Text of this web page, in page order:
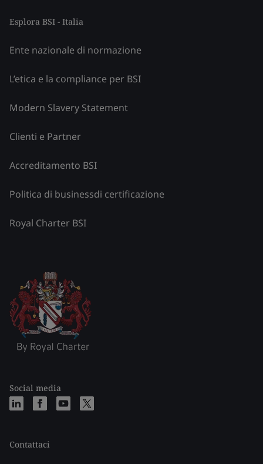
Esplora BSI - Italia
Ente nazionale di normazione
L’etica e la compliance per BSI
Modern Slavery Statement
Clienti e Partner
Accreditamento BSI
Politica di businessdi certificazione
Royal Charter BSI
Social media
Contattaci